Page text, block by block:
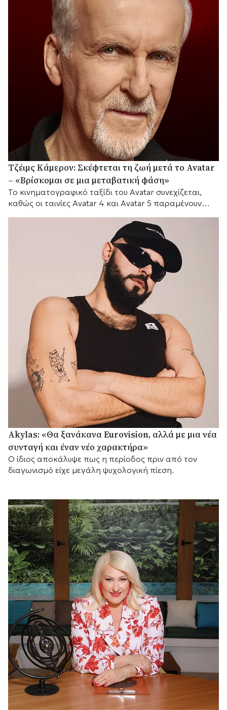
Τζέιμς Κάμερον: Σκέφτεται τη ζωή μετά το Avatar
– «Βρίσκομαι σε μια μεταβατική φάση»
Το κινηματογραφικό ταξίδι του Avatar συνεχίζεται,
καθώς οι ταινίες Avatar 4 και Avatar 5 παραμένουν
Akylas: «Θα ξανάκανα Eurovision, αλλά με μια νέα
συνταγή και έναν νέο χαρακτήρα»
Ο ίδιος αποκάλυψε πως η περίοδος πριν από τον
διαγωνισμό είχε μεγάλη ψυχολογική πίεση.